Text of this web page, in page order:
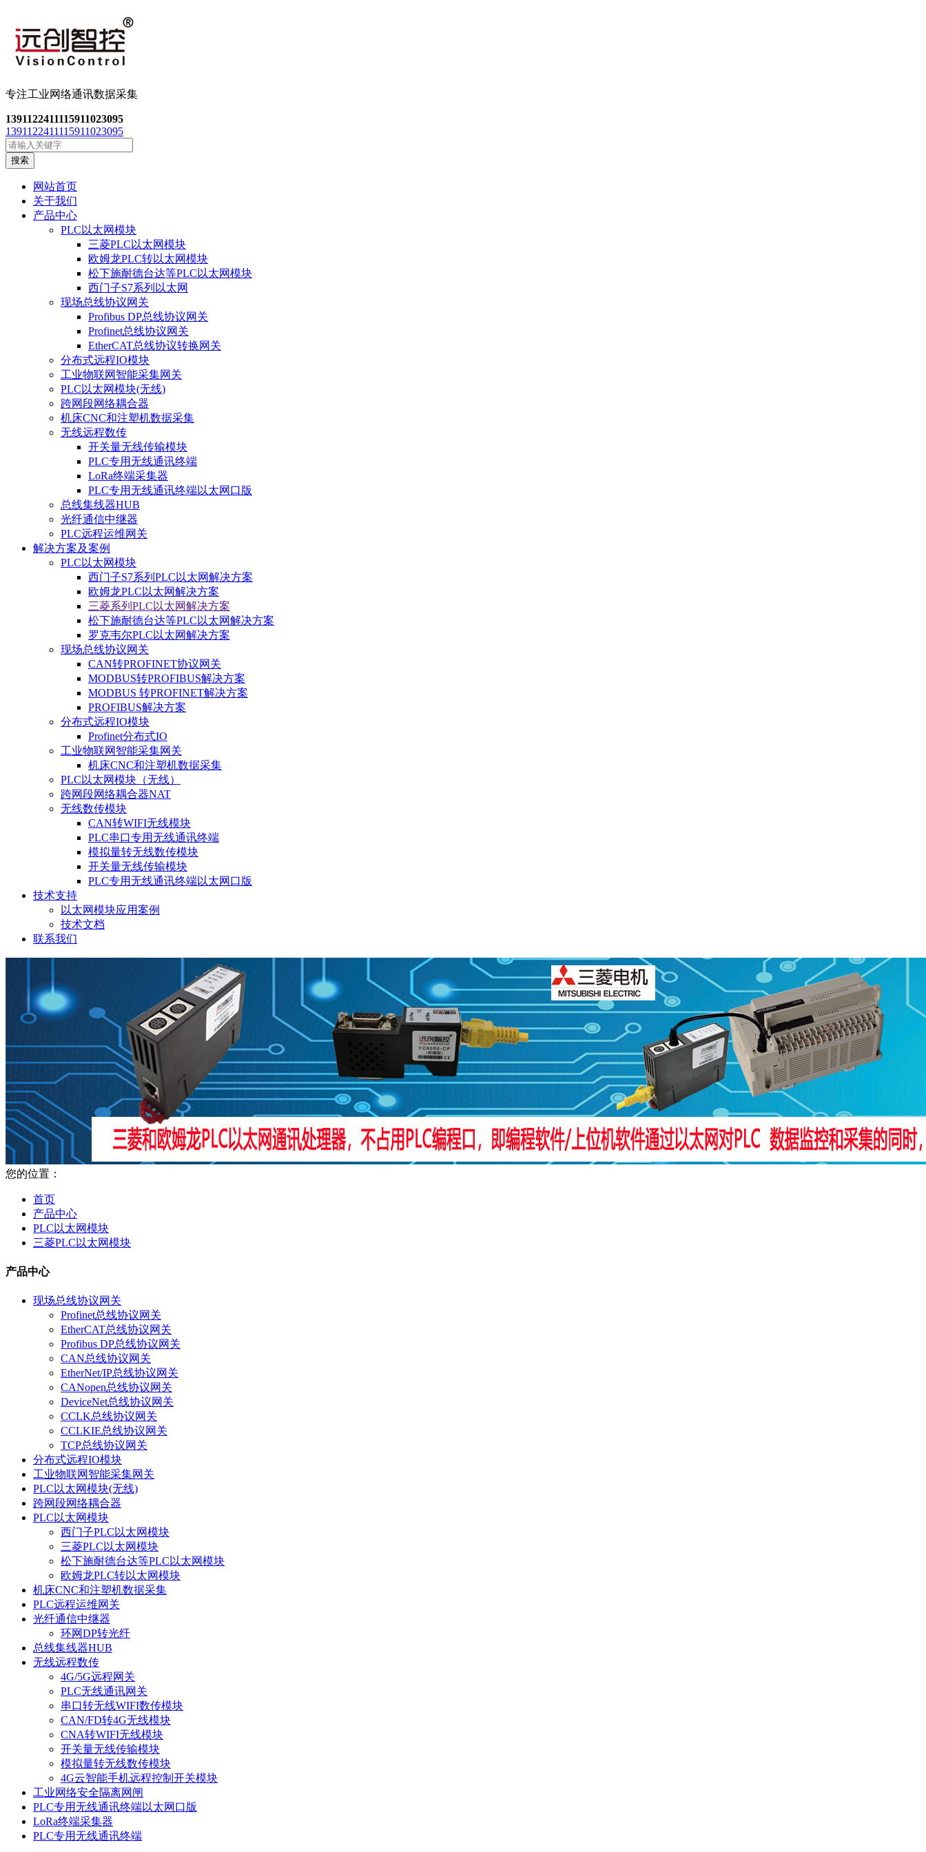
专注工业网络通讯数据采集
1391122411115911023095
1391122411115911023095
搜索
网站首页
关于我们
产品中心
PLC以太网模块
三菱PLC以太网模块
欧姆龙PLC转以太网模块
松下施耐德台达等PLC以太网模块
西门子S7系列以太网
现场总线协议网关
Profibus DP总线协议网关
Profinet总线协议网关
EtherCAT总线协议转换网关
分布式远程IO模块
工业物联网智能采集网关
PLC以太网模块(无线)
跨网段网络耦合器
机床CNC和注塑机数据采集
无线远程数传
开关量无线传输模块
PLC专用无线通讯终端
LoRa终端采集器
PLC专用无线通讯终端以太网口版
总线集线器HUB
光纤通信中继器
PLC远程运维网关
解决方案及案例
PLC以太网模块
西门子S7系列PLC以太网解决方案
欧姆龙PLC以太网解决方案
三菱系列PLC以太网解决方案
松下施耐德台达等PLC以太网解决方案
罗克韦尔PLC以太网解决方案
现场总线协议网关
CAN转PROFINET协议网关
MODBUS转PROFIBUS解决方案
MODBUS 转PROFINET解决方案
PROFIBUS解决方案
分布式远程IO模块
Profinet分布式IO
工业物联网智能采集网关
机床CNC和注塑机数据采集
PLC以太网模块（无线）
跨网段网络耦合器NAT
无线数传模块
CAN转WIFI无线模块
PLC串口专用无线通讯终端
模拟量转无线数传模块
开关量无线传输模块
PLC专用无线通讯终端以太网口版
技术支持
以太网模块应用案例
技术文档
联系我们
您的位置：
首页
产品中心
PLC以太网模块
三菱PLC以太网模块
产品中心
现场总线协议网关
Profinet总线协议网关
EtherCAT总线协议网关
Profibus DP总线协议网关
CAN总线协议网关
EtherNet/IP总线协议网关
CANopen总线协议网关
DeviceNet总线协议网关
CCLK总线协议网关
CCLKIE总线协议网关
TCP总线协议网关
分布式远程IO模块
工业物联网智能采集网关
PLC以太网模块(无线)
跨网段网络耦合器
PLC以太网模块
西门子PLC以太网模块
三菱PLC以太网模块
松下施耐德台达等PLC以太网模块
欧姆龙PLC转以太网模块
机床CNC和注塑机数据采集
PLC远程运维网关
光纤通信中继器
环网DP转光纤
总线集线器HUB
无线远程数传
4G/5G远程网关
PLC无线通讯网关
串口转无线WIFI数传模块
CAN/FD转4G无线模块
CNA转WIFI无线模块
开关量无线传输模块
模拟量转无线数传模块
4G云智能手机远程控制开关模块
工业网络安全隔离网闸
PLC专用无线通讯终端以太网口版
LoRa终端采集器
PLC专用无线通讯终端